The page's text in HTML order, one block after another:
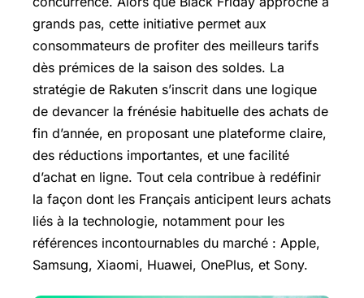
grands pas, cette initiative permet aux
consommateurs de profiter des meilleurs tarifs
dès prémices de la saison des soldes. La
stratégie de Rakuten s’inscrit dans une logique
de devancer la frénésie habituelle des achats de
fin d’année, en proposant une plateforme claire,
des réductions importantes, et une facilité
d’achat en ligne. Tout cela contribue à redéfinir
la façon dont les Français anticipent leurs achats
liés à la technologie, notamment pour les
références incontournables du marché : Apple,
Samsung, Xiaomi, Huawei, OnePlus, et Sony.